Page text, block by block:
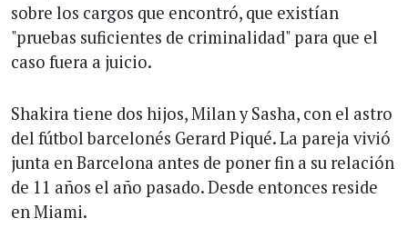
sobre los cargos que encontró, que existían
"pruebas suficientes de criminalidad" para que el
caso fuera a juicio.
Shakira tiene dos hijos, Milan y Sasha, con el astro
del fútbol barcelonés Gerard Piqué. La pareja vivió
junta en Barcelona antes de poner fin a su relación
de 11 años el año pasado. Desde entonces reside
en Miami.